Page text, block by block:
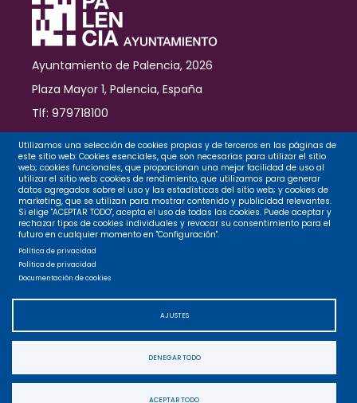
Ayuntamiento de Palencia, 2026
Plaza Mayor 1, Palencia, España
Tlf: 979718100
Contacto
Legal
Privacidad
Accesibilidad
Mapa web
Utilizamos una selección de cookies propias y de terceros en las páginas de
este sitio web: Cookies esenciales, que son necesarias para utilizar el sitio
web; cookies funcionales, que proporcionan una mejor facilidad de uso al
utilizar el sitio web; cookies de rendimiento, que utilizamos para generar
datos agregados sobre el uso y las estadísticas del sitio web; y cookies de
marketing, que se utilizan para mostrar contenido y publicidad relevantes.
Si elige "ACEPTAR TODO", acepta el uso de todas las cookies. Puede aceptar y
rechazar tipos de cookies individuales y revocar su consentimiento para el
futuro en cualquier momento en "Configuración".
Política de privacidad
Política de privacidad
Documentación de cookies
AJUSTES
DENEGAR TODO
ACEPTAR TODO